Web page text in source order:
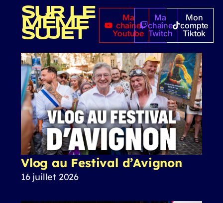
SUR LE
MÊME
SUJET
Ma
chaîne
Youtube
Ma
chaîne
Twitch
Mon
compte
Tiktok
Vlog au Festival d’Avignon
16 juillet 2026